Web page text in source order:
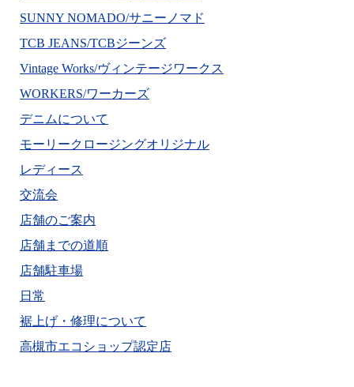
SUNNY NOMADO/サニーノマド
TCB JEANS/TCBジーンズ
Vintage Works/ヴィンテージワークス
WORKERS/ワーカーズ
デニムについて
モーリークロージングオリジナル
レディース
交流会
店舗のご案内
店舗までの道順
店舗駐車場
日常
裾上げ・修理について
高槻市エコショップ認定店